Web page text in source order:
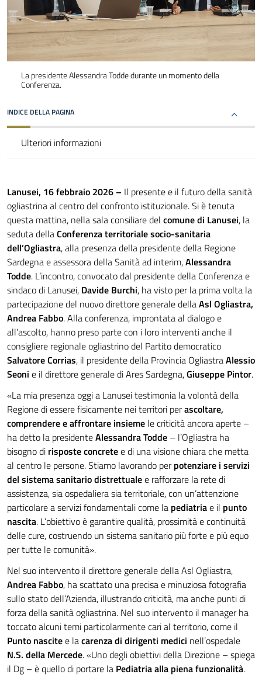
La presidente Alessandra Todde durante un momento della
Conferenza.
INDICE DELLA PAGINA
Ulteriori informazioni
Lanusei, 16 febbraio 2026 – Il presente e il futuro della sanità
ogliastrina al centro del confronto istituzionale. Si è tenuta
questa mattina, nella sala consiliare del comune di Lanusei, la
seduta dellaConferenza territoriale socio-sanitaria
dell’Ogliastra, alla presenza della presidente della Regione
Sardegna e assessora della Sanità ad interim,Alessandra
Todde. L’incontro, convocato dal presidente della Conferenza e
sindaco di Lanusei, Davide Burchi, ha visto per la prima volta la
partecipazione del nuovo direttore generale dellaAsl Ogliastra,
Andrea Fabbo. Alla conferenza, improntata al dialogo e
all’ascolto, hanno preso parte con i loro interventi anche il
consigliere regionale ogliastrino del Partito democratico
Salvatore Corrias, il presidente della Provincia OgliastraAlessio
Seoni e il direttore generale di Ares Sardegna,Giuseppe Pintor.
«La mia presenza oggi a Lanusei testimonia la volontà della
Regione di essere fisicamente nei territori perascoltare,
comprendere e affrontare insieme le criticità ancora aperte –
ha detto la presidenteAlessandra Todde – l’Ogliastra ha
bisogno di risposte concretee di una visione chiara che metta
al centro le persone. Stiamo lavorando perpotenziare i servizi
del sistema sanitario distrettualee rafforzare la rete di
assistenza, sia ospedaliera sia territoriale, con un’attenzione
particolare a servizi fondamentali come la pediatriae il punto
nascita. L’obiettivo è garantire qualità, prossimità e continuità
delle cure, costruendo un sistema sanitario più forte e più equo
per tutte le comunità».
Nel suo intervento il direttore generale della Asl Ogliastra,
Andrea Fabbo, ha scattato una precisa e minuziosa fotografia
sullo stato dell’Azienda, illustrando criticità, ma anche punti di
forza della sanità ogliastrina. Nel suo intervento il manager ha
toccato alcuni temi particolarmente cari al territorio, come il
Punto nascitee lacarenza di dirigenti medici nell’ospedale
N.S. della Mercede. «Uno degli obiettivi della Direzione – spiega
il Dg – è quello di portare la Pediatria alla piena funzionalità.